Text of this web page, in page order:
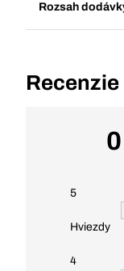
Rozsah
Recenzie
0
5
Hviezdy
4